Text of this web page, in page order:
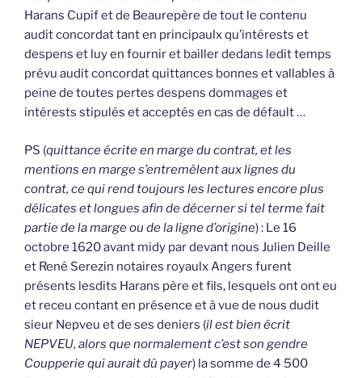
Harans Cupif et de Beaurepère de tout le contenu
audit concordat tant en principaulx qu’intérests et
despens et luy en fournir et bailler dedans ledit temps
prévu audit concordat quittances bonnes et vallables à
peine de toutes pertes despens dommages et
intérests stipulés et acceptés en cas de défault …
PS (quittance écrite en marge du contrat, et les
mentions en marge s’entremêlent aux lignes du
contrat, ce qui rend toujours les lectures encore plus
délicates et longues afin de décerner si tel terme fait
partie de la marge ou de la ligne d’origine) : Le 16
octobre 1620 avant midy par devant nous Julien Deille
et René Serezin notaires royaulx Angers furent
présents lesdits Harans père et fils, lesquels ont ont eu
et receu contant en présence et à vue de nous dudit
sieur Nepveu et de ses deniers (il est bien écrit
NEPVEU, alors que normalement c’est son gendre
Coupperie qui aurait dû payer) la somme de 4 500